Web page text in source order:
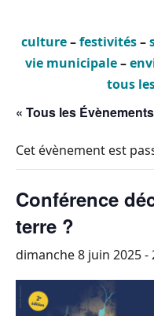
culture–festivités–
vie municipale–
tous
« Tous les Évènements
Cet évènement est
Conférence
terre ?
dimanche 8 juin 2025 -